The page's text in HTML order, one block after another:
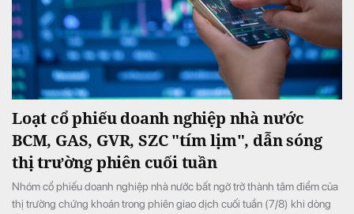
Loạt cổ phiếu doanh nghiệp nhà nước
BCM, GAS, GVR, SZC "tím lịm", dẫn sóng
thị trường phiên cuối tuần
Nhóm cổ phiếu doanh nghiệp nhà nước bất ngờ trở thành tâm điểm của
thị trường chứng khoán trong phiên giao dịch cuối tuần (7/8) khi dòng